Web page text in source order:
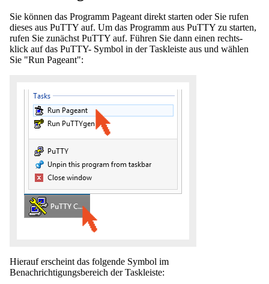
Sie können das Programm Pageant direkt starten oder Sie rufen
dieses aus PuTTY auf. Um das Programm aus PuTTY zu starten,
rufen Sie zunächst PuTTY auf. Führen Sie dann einen rechts-
klick auf das PuTTY- Symbol in der Taskleiste aus und wählen
Sie "Run Pageant":
Hierauf erscheint das folgende Symbol im
Benachrichtigungsbereich der Taskleiste: